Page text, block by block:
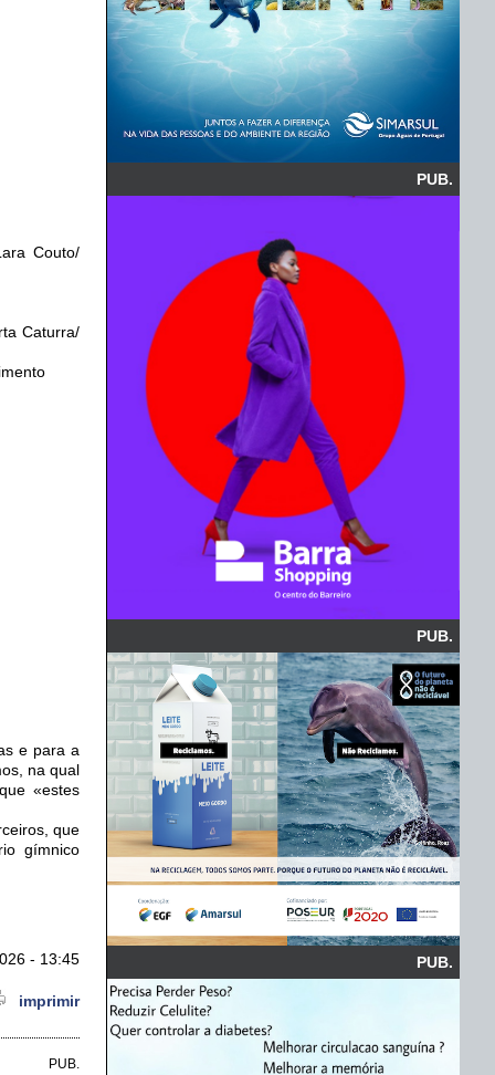
Couto/
Caturra/
e para a
na qual
«estes
que
gímnico
- 13:45
imprimir
PUB.
PUB.
PUB.
PUB.